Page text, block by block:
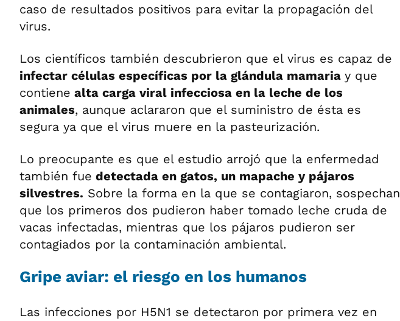
caso de resultados positivos para evitar la propagación del
virus.
Los científicos también descubrieron que el virus es capaz de
infectar células específicas por la glándula mamaria y que
contiene alta carga viral infecciosa en la leche de los
animales, aunque aclararon que el suministro de ésta es
segura ya que el virus muere en la pasteurización.
Lo preocupante es que el estudio arrojó que la enfermedad
también fue detectada en gatos, un mapache y pájaros
silvestres. Sobre la forma en la que se contagiaron, sospechan
que los primeros dos pudieron haber tomado leche cruda de
vacas infectadas, mientras que los pájaros pudieron ser
contagiados por la contaminación ambiental.
Gripe aviar: el riesgo en los humanos
Las infecciones por H5N1 se detectaron por primera vez en